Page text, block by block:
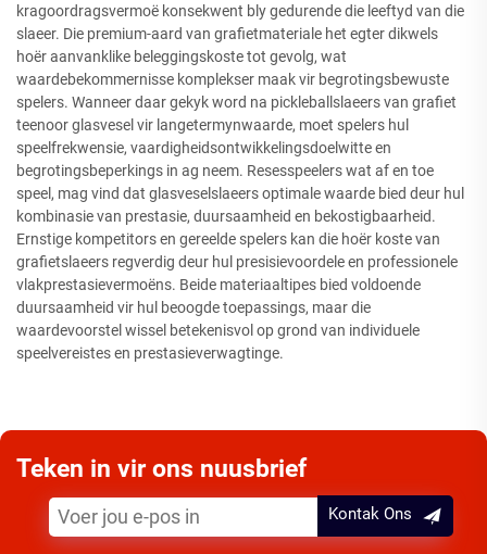
kragoordragsvermoë konsekwent bly gedurende die leeftyd van die
slaeer. Die premium-aard van grafietmateriale het egter dikwels
hoër aanvanklike beleggingskoste tot gevolg, wat
waardebekommernisse komplekser maak vir begrotingsbewuste
spelers. Wanneer daar gekyk word na pickleballslaeers van grafiet
teenoor glasvesel vir langetermynwaarde, moet spelers hul
speelfrekwensie, vaardigheidsontwikkelingsdoelwitte en
begrotingsbeperkings in ag neem. Resesspeelers wat af en toe
speel, mag vind dat glasveselslaeers optimale waarde bied deur hul
kombinasie van prestasie, duursaamheid en bekostigbaarheid.
Ernstige kompetitors en gereelde spelers kan die hoër koste van
grafietslaeers regverdig deur hul presisievoordele en professionele
vlakprestasievermoëns. Beide materiaaltipes bied voldoende
duursaamheid vir hul beoogde toepassings, maar die
waardevoorstel wissel betekenisvol op grond van individuele
speelvereistes en prestasieverwagtinge.
Teken in vir ons nuusbrief
Kontak Ons